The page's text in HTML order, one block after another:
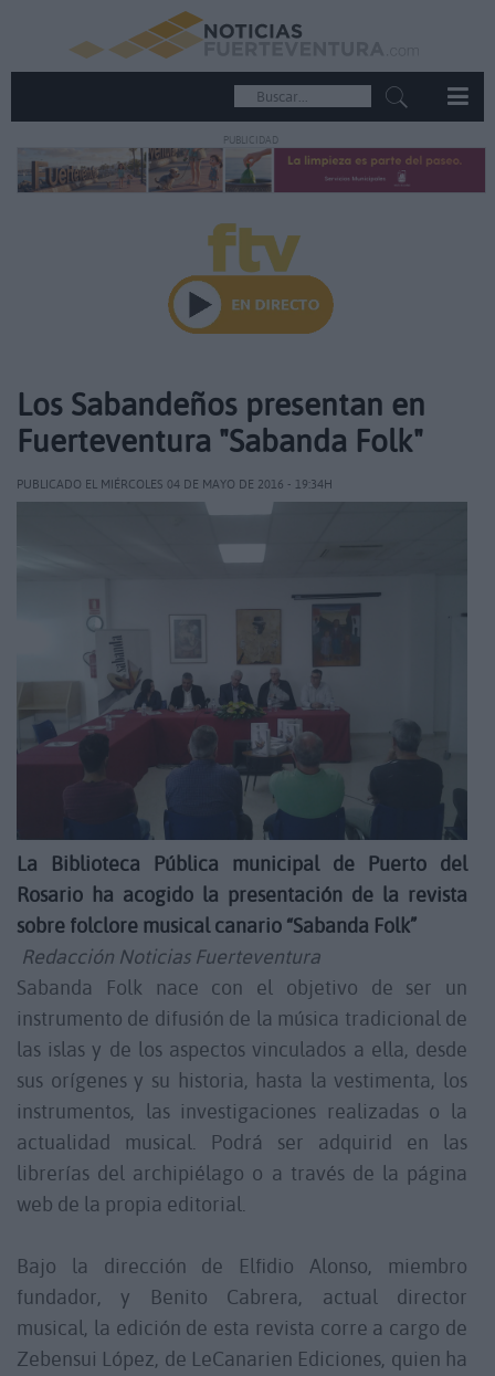
PUBLICIDAD
Los Sabandeños presentan en
Fuerteventura "Sabanda Folk"
PUBLICADO EL MIÉRCOLES 04 DE MAYO DE 2016 - 19:34H
La Biblioteca Pública municipal de Puerto del
Rosario ha acogido la presentación de la revista
sobre folclore musical canario “Sabanda Folk”
Redacción Noticias Fuerteventura
Sabanda Folk nace con el objetivo de ser un
instrumento de difusión de la música tradicional de
las islas y de los aspectos vinculados a ella, desde
sus orígenes y su historia, hasta la vestimenta, los
instrumentos, las investigaciones realizadas o la
actualidad musical. Podrá ser adquirid en las
librerías del archipiélago o a través de la página
web de la propia editorial.
Bajo la dirección de Elfidio Alonso, miembro
fundador, y Benito Cabrera, actual director
musical, la edición de esta revista corre a cargo de
Zebensui López, de LeCanarien Ediciones, quien ha